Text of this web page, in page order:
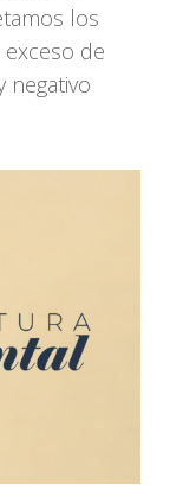
los
de
negativo